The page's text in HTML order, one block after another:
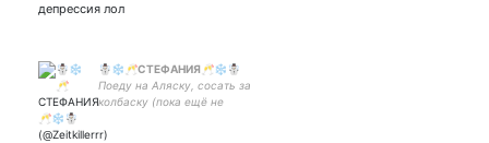
депрессия лол
☃️❄️🥂СТЕФАНИЯ🥂❄️☃️
Поеду на Аляску, сосать за
колбаску (пока ещё не
смысл в моих Твитах, тот